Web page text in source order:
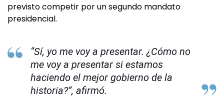
previsto competir por un segundo mandato
presidencial.
“Sí, yo me voy a presentar. ¿Cómo no
me voy a presentar si estamos
haciendo el mejor gobierno de la
historia?”, afirmó.